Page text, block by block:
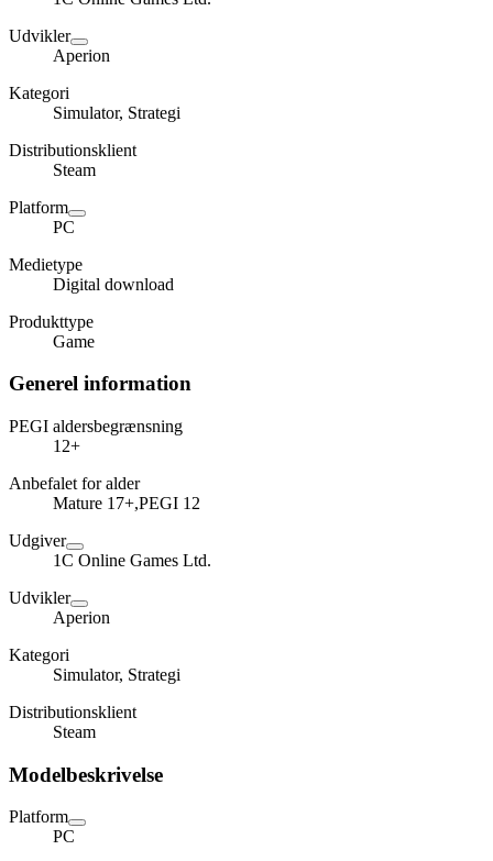
Udvikler
Aperion
Kategori
Simulator, Strategi
Distributionsklient
Steam
Platform
PC
Medietype
Digital download
Produkttype
Game
Generel information
PEGI aldersbegrænsning
12+
Anbefalet for alder
Mature 17+,PEGI 12
Udgiver
1C Online Games Ltd.
Udvikler
Aperion
Kategori
Simulator, Strategi
Distributionsklient
Steam
Modelbeskrivelse
Platform
PC